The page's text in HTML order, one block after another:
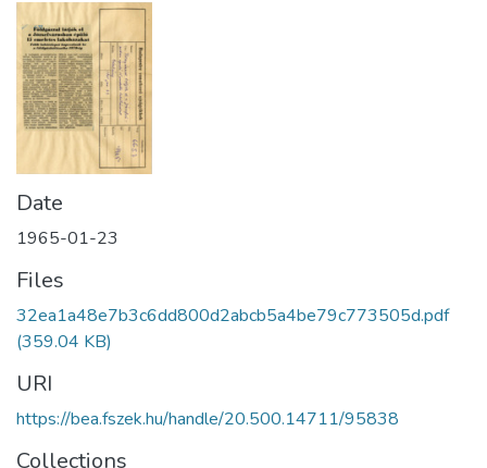
Date
1965-01-23
Files
32ea1a48e7b3c6dd800d2abcb5a4be79c773505d.pdf
(359.04 KB)
URI
https://bea.fszek.hu/handle/20.500.14711/95838
Collections